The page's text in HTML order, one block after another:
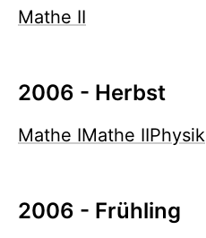
Mathe II
2006 - Herbst
Mathe IMathe IIPhysik
2006 - Frühling